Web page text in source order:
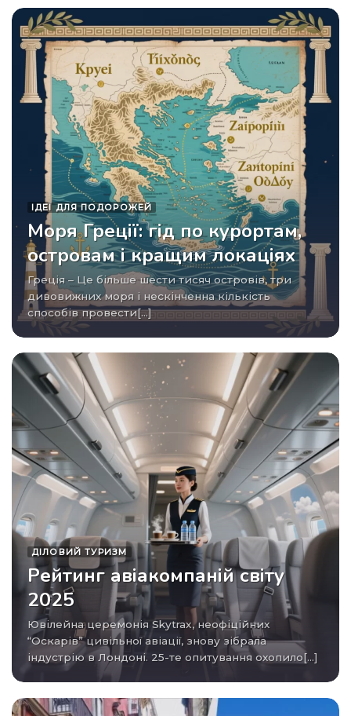
ІДЕЇ ​​ДЛЯ ПОДОРОЖЕЙ
Моря Греції: гід по курортам,
островам і кращим локаціях
Греція – Це більше шести тисяч островів, три
дивовижних моря і нескінченна кількість
способів провести[...]
ДІЛОВИЙ ТУРИЗМ
Рейтинг авіакомпаній світу
2025
Ювілейна церемонія Skytrax, неофіційних
“Оскарів” цивільної авіації, знову зібрала
індустрію в Лондоні. 25-те опитування охопило[...]